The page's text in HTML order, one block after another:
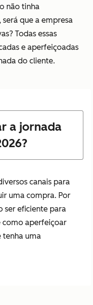
não tinha
será que a empresa
Todas essas
e aperfeiçoadas
do cliente.
a jornada
canais para
uma compra. Por
ser eficiente para
como aperfeiçoar
tenha uma